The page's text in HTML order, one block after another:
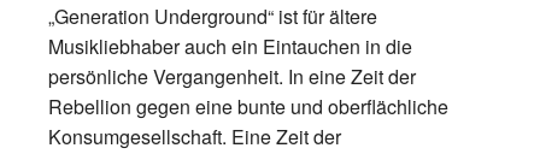
„Generation Underground“ ist für ältere
Musikliebhaber auch ein Eintauchen in die
persönliche Vergangenheit. In eine Zeit der
Rebellion gegen eine bunte und oberflächliche
Konsumgesellschaft. Eine Zeit der